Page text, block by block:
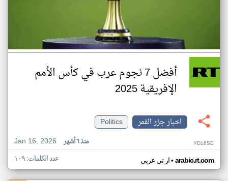
أفضل 7 نجوم عرب في كأس الأمم
الإفريقية 2025
اخبار جزر القمر
Politics
Jan 16, 2026
منذ ٦ أشهر YD16SE
ار تي عربي• arabic.rt.com عدد الكلمات: ١٠٩